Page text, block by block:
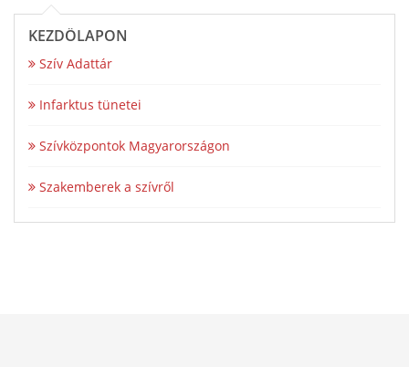
KEZDŐLAPON
Szív Adattár
Infarktus tünetei
Szívközpontok Magyarországon
Szakemberek a szívről